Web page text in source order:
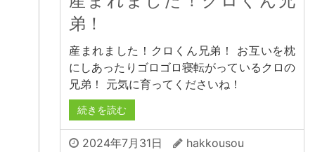
弟！
産まれました！クロくん兄弟！ お互いを枕
にしあったりゴロゴロ寝転がっているクロの
兄弟！ 元気に育ってくださいね！
続きを読む
2024年7月31日
hakkousou